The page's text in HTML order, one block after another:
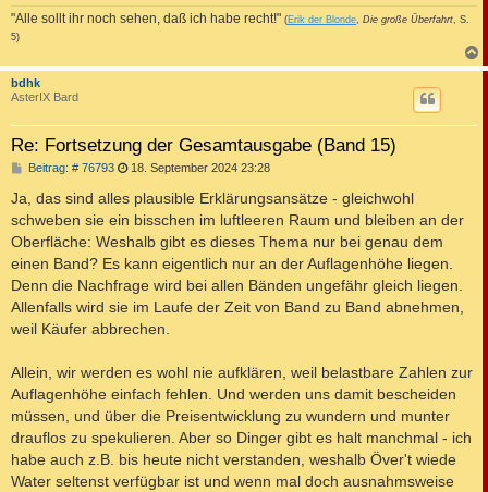
"Alle sollt ihr noch sehen, daß ich habe recht!" (Erik der Blonde Die große Überfahrt , S.
5)
a
bdhk
AsterIX Bard
Re: Fortsetzung der Gesamtausgabe (Band 15)
Beitrag: # 76793B
i
r
a
g
18. September 2024 23:28
Ja, das sind alles plausible Erklärungsansätze - gleichwohl
schweben sie ein bisschen im luftleeren Raum und bleiben an der
Oberfläche: Weshalb gibt es dieses Thema nur bei genau dem
einen Band? Es kann eigentlich nur an der Auflagenhöhe liegen.
Denn die Nachfrage wird bei allen Bänden ungefähr gleich liegen.
Allenfalls wird sie im Laufe der Zeit von Band zu Band abnehmen,
weil Käufer abbrechen.
Allein, wir werden es wohl nie aufklären, weil belastbare Zahlen zur
Auflagenhöhe einfach fehlen. Und werden uns damit bescheiden
müssen, und über die Preisentwicklung zu wundern und munter
drauflos zu spekulieren. Aber so Dinger gibt es halt manchmal - ich
habe auch z.B. bis heute nicht verstanden, weshalb Över't wiede
Water seltenst verfügbar ist und wenn mal doch ausnahmsweise